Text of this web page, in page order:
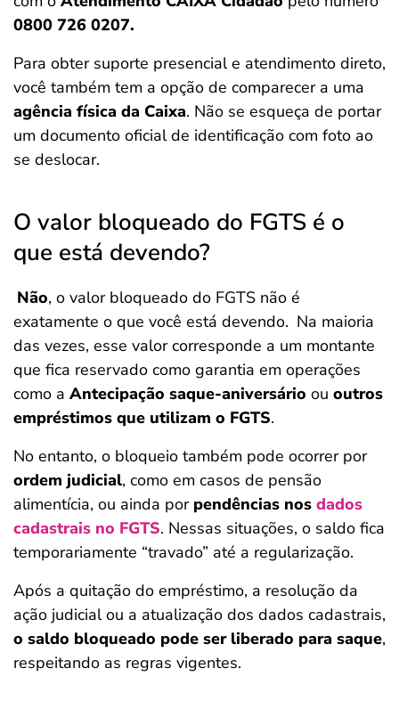
0800 726 0207.
Para obter suporte presencial e atendimento direto,
você também tem a opção de comparecer a uma
agência física da Caixa. Não se esqueça de portar
um documento oficial de identificação com foto ao
se deslocar.
O valor bloqueado do FGTS é o
que está devendo?
Não, o valor bloqueado do FGTS não é
exatamente o que você está devendo. Na maioria
das vezes, esse valor corresponde a um montante
que fica reservado como garantia em operações
como a Antecipação saque-aniversário ou outros
empréstimos que utilizam o FGTS.
No entanto, o bloqueio também pode ocorrer por
ordem judicial, como em casos de pensão
alimentícia, ou ainda por pendências nos dados
cadastrais no FGTS. Nessas situações, o saldo fica
temporariamente “travado” até a regularização.
Após a quitação do empréstimo, a resolução da
ação judicial ou a atualização dos dados cadastrais,
o saldo bloqueado pode ser liberado para saque,
respeitando as regras vigentes.